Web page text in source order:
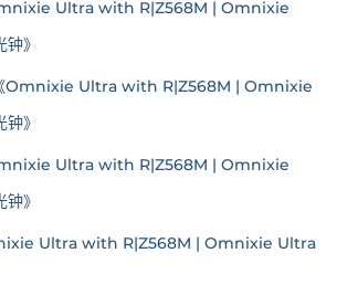
Ultra with R|Z568M | Omnixie
钟》
Omnixie Ultra with R|Z568M | Omnixie
钟》
Ultra with R|Z568M | Omnixie
钟》
Ultra with R|Z568M | Omnixie Ultra